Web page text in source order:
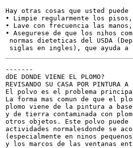
Hay otras cosas que usted
• Limpie regularmente los
• Lave con frecuencia las
• Asegurese de que los nihos
normas dieteticas del USDA
-------
dDE DONDE VIENE EL PLOMO?
REVISANDO SU CASA POR PINTURA A
El polvo es el problema
La forma mas comun de que el
plomo viene de la pintura a
y de tierra contaminada con
otros objetos. Este polvo
actividades normalesdonde se
(especialmente en ninos
y los marcos de las ventanas